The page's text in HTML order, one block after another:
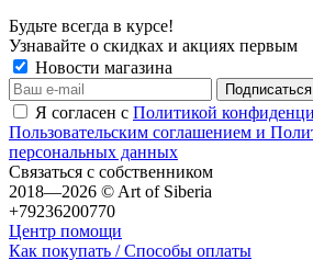
Будьте всегда в курсе!
Узнавайте о скидках и акциях первым
Новости магазина
Я согласен с Политикой
Пользовательским соглашением и
персональных данных
Связаться с собственником
2018—2026 © Art of Siberia
+79236200770
Центр помощи
Как покупать / Способы оплаты